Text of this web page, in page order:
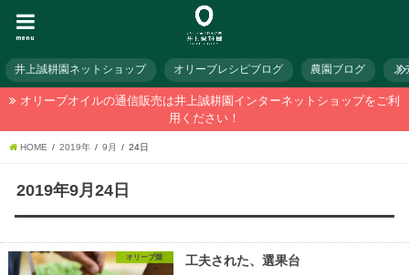
menu
井上誠耕園ネットショップ オリーブレシピブログ 農園ブログ メ
オリーブオイルの通信販売は井上誠耕園インターネットショップをご利
用ください！
HOME 2019年 9月 24日
2019年9月24日
オリーブ畑 工夫された、選果台